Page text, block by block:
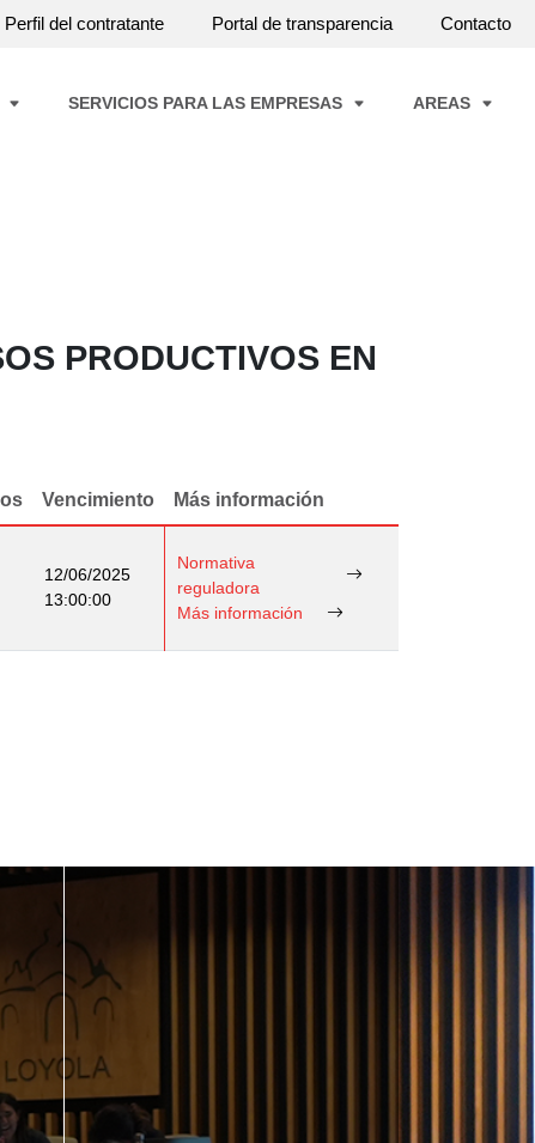
Perfil del contratante Portal de transparencia Contacto
SERVICIOS PARA LAS EMPRESAS AREAS
PRODUCTIVOS EN
Vencimiento Más información
12/06/2025
13:00:00
Normativa
reguladora
Más información